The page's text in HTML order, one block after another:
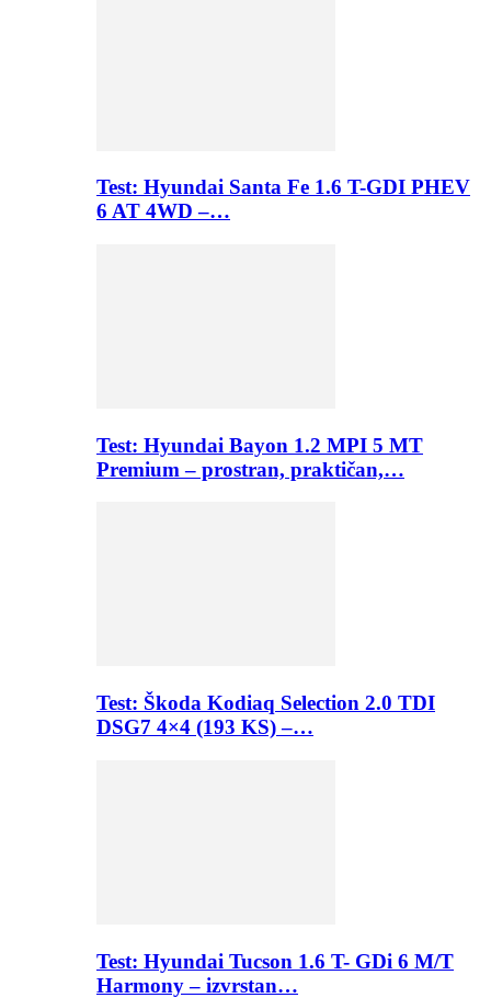
Test: Hyundai Santa Fe 1.6 T-GDI PHEV
6 AT 4WD –…
Test: Hyundai Bayon 1.2 MPI 5 MT
Premium – prostran, praktičan,…
Test: Škoda Kodiaq Selection 2.0 TDI
DSG7 4×4 (193 KS) –…
Test: Hyundai Tucson 1.6 T- GDi 6 M/T
Harmony – izvrstan…